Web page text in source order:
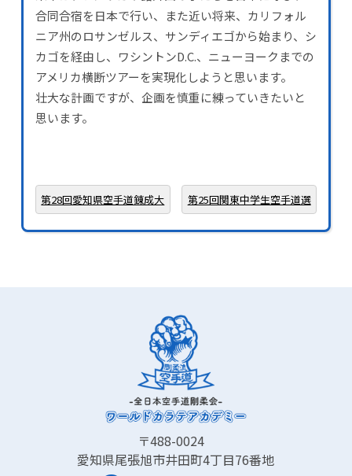
合同合宿を日本で行い、また近い将来、カリフォル
ニア州のロサンゼルス、サンディエゴから始まり、シ
カゴを経由し、ワシントンD.C.、ニューヨークまでの
アメリカ横断ツアーを実現化しようと思います。
壮大な計画ですが、企画を慎重に練っていきたいと
思います。
第28回愛知県空手道錬成大
会
第25回関東中学生空手道選
手権大会
〒488-0024
愛知県尾張旭市井田町4丁目76番地